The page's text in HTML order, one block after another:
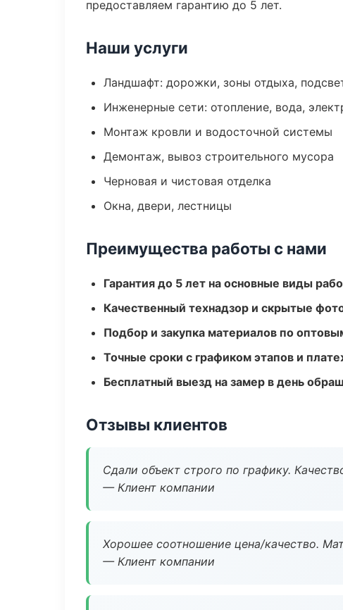
предоставляем гарантию до 5 лет.
Наши услуги
Ландшафт: дорожки, зоны отдыха,
Инженерные сети: отопление, вода,
Монтаж кровли и водосточной системы
Демонтаж, вывоз строительного мусора
Черновая и чистовая отделка
Окна, двери, лестницы
Преимущества работы с нами
Гарантия до 5 лет на основные виды
Качественный технадзор и скрытые
Подбор и закупка материалов по
Точные сроки с графиком этапов и
Бесплатный выезд на замер в день
Отзывы клиентов
Сдали объект строго по графику.
— Клиент компании
Хорошее соотношение цена/качество.
— Клиент компании